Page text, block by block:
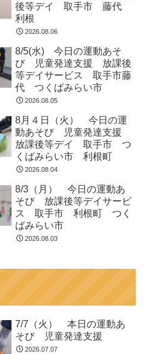
後等デイ 取手市 藤代
利根
2026.08.06
8/5(水) 今日の運動あそ
び 児童発達支援 放課後
等デイサービス 取手市藤
代 つくばみらい市
2026.08.05
8月４日（火） 今日の運
動あそび 児童発達支援
放課後等デイ 取手市 つ
くばみらい市 利根町
2026.08.04
8/3（月） 今日の運動あ
そび 放課後等デイサービ
ス 取手市 利根町 つく
ばみらい市
2026.08.03
7/7（火） 本日の運動あ
そび 児童発達支援
2026.07.07